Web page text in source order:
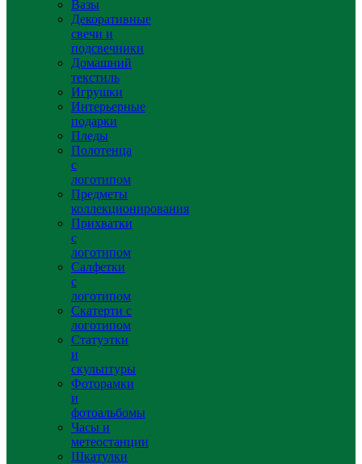
Вазы
Декоративные
свечи и
подсвечники
Домашний
текстиль
Игрушки
Интерьерные
подарки
Пледы
Полотенца
с
логотипом
Предметы
коллекционирования
Прихватки
с
логотипом
Салфетки
с
логотипом
Скатерти с
логотипом
Статуэтки
и
скульптуры
Фоторамки
и
фотоальбомы
Часы и
метеостанции
Шкатулки